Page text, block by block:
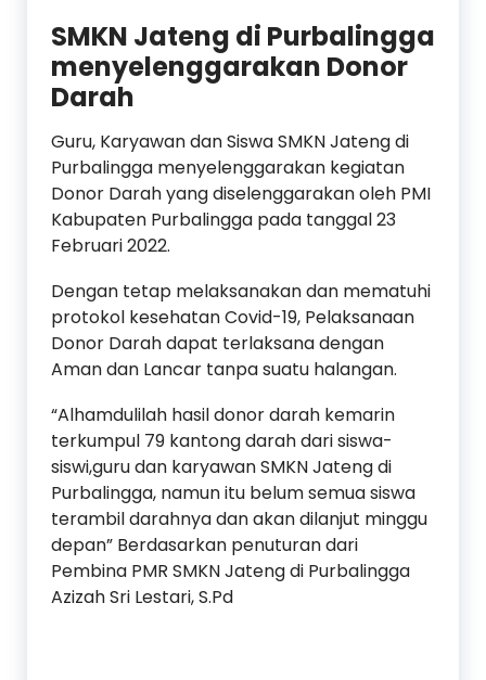
SMKN Jateng di Purbalingga
menyelenggarakan Donor
Darah
Guru, Karyawan dan Siswa SMKN Jateng di
Purbalingga menyelenggarakan kegiatan
Donor Darah yang diselenggarakan oleh PMI
Kabupaten Purbalingga pada tanggal 23
Februari 2022.
Dengan tetap melaksanakan dan mematuhi
protokol kesehatan Covid-19, Pelaksanaan
Donor Darah dapat terlaksana dengan
Aman dan Lancar tanpa suatu halangan.
“Alhamdulilah hasil donor darah kemarin
terkumpul 79 kantong darah dari siswa-
siswi,guru dan karyawan SMKN Jateng di
Purbalingga, namun itu belum semua siswa
terambil darahnya dan akan dilanjut minggu
depan” Berdasarkan penuturan dari
Pembina PMR SMKN Jateng di Purbalingga
Azizah Sri Lestari, S.Pd